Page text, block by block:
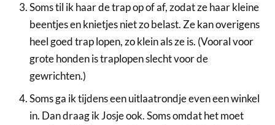
Soms til ik haar de trap op of af, zodat ze haar kleine
beentjes en knietjes niet zo belast. Ze kan overigens
heel goed trap lopen, zo klein als ze is. (Vooral voor
grote honden is traplopen slecht voor de
gewrichten.)
Soms ga ik tijdens een uitlaatrondje even een winkel
in. Dan draag ik Josje ook. Soms omdat het moet